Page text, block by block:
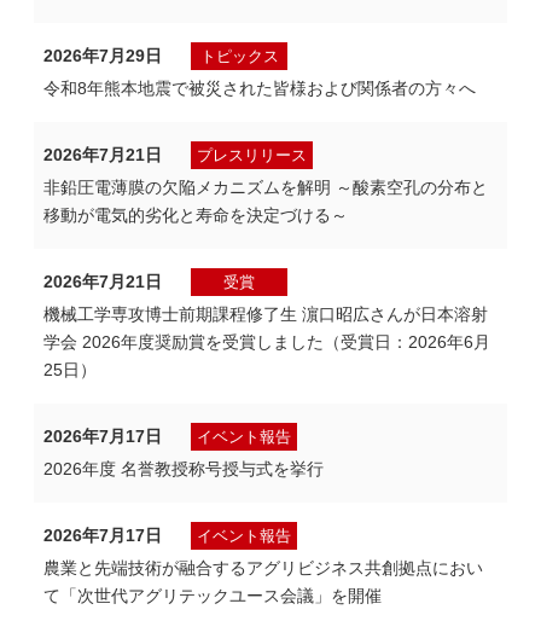
2026年7月29日 トピックス
令和8年熊本地震で被災された皆様および関係者の方々へ
2026年7月21日 プレスリリース
非鉛圧電薄膜の欠陥メカニズムを解明 ～酸素空孔の分布と
移動が電気的劣化と寿命を決定づける～
2026年7月21日 受賞
機械工学専攻博士前期課程修了生 濵口昭広さんが日本溶射
学会 2026年度奨励賞を受賞しました（受賞日：2026年6月
25日）
2026年7月17日 イベント報告
2026年度 名誉教授称号授与式を挙行
2026年7月17日 イベント報告
農業と先端技術が融合するアグリビジネス共創拠点におい
て「次世代アグリテックユース会議」を開催